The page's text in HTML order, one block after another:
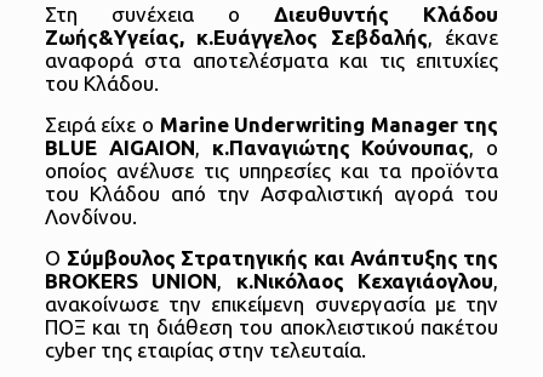
Στη συνέχεια οΔιευθυντής Κλάδου
Ζωής&Υγείας, κ.Ευάγγελος Σεβδαλής, έκανε
αναφορά στα αποτελέσματα και τις επιτυχίες
του Κλάδου.
Σειρά είχε ο Marine Underwriting Manager της
BLUE AIGAION, κ.Παναγιώτης Κούνουπας, ο
οποίος ανέλυσε τις υπηρεσίες και τα προϊόντα
του Κλάδου από την Ασφαλιστική αγορά του
Λονδίνου.
Ο Σύμβουλος Στρατηγικής και Ανάπτυξης της
BROKERS
UNION, κ.Νικόλαος Κεχαγιάογλου,
ανακοίνωσε την επικείμενη συνεργασία με την
ΠΟΞ και τη διάθεση του αποκλειστικού πακέτου
cyber της εταιρίας στην τελευταία.